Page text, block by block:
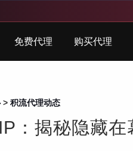
免费代理 购买代理
> 积流代理动态
：揭秘隐藏在